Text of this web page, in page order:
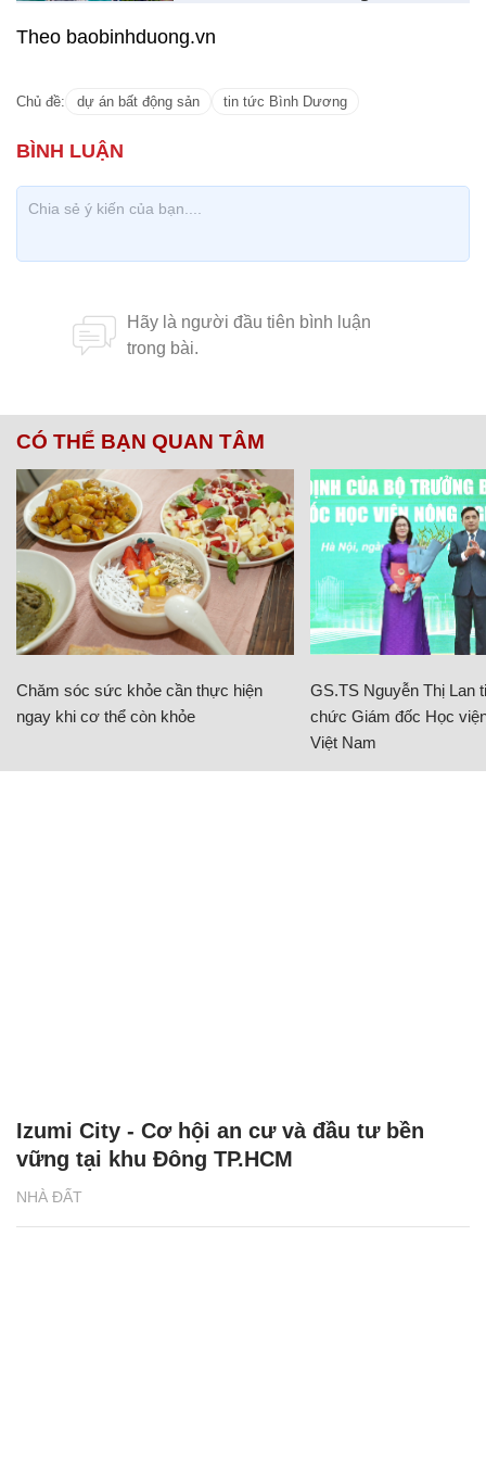
Theo baobinhduong.vn
Chủ đề: dự án bất động sản tin tức Bình Dương
CÓ THỂ BẠN QUAN TÂM
Chăm sóc sức khỏe cần thực hiện
ngay khi cơ thể còn khỏe
GS.TS Nguyễn Thị Lan
chức Giám đốc Học
Việt Nam
NHÀ ĐẤT
Izumi City - Cơ hội an cư và đầu tư bền
vững tại khu Đông TP.HCM